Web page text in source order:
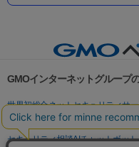
GMOインターネットグループ
世界初総合ネットセキュリティサ
パスワード漏洩診断
Webサイ
セキュリティ相談AIチャットボット